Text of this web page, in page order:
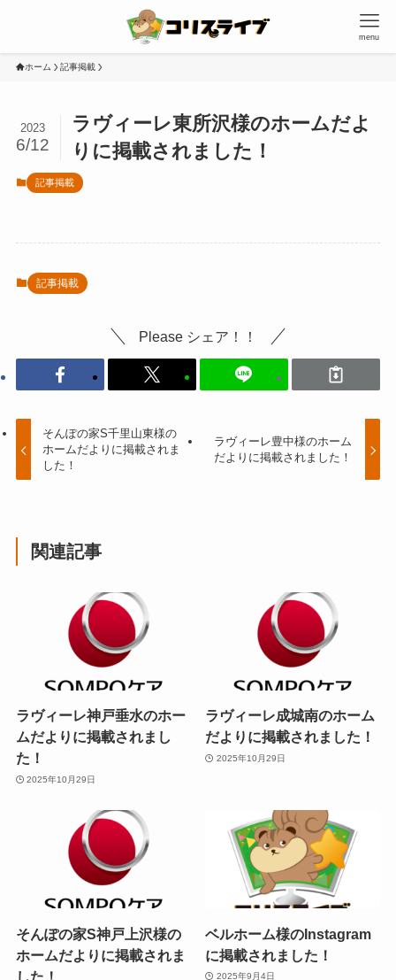
menu
ホーム 記事掲載
ラヴィーレ東所沢様のホームだよ
りに掲載されました！
2023
6/12
記事掲載
記事掲載
Please シェア！！
そんぽの家S千里山東様の
ホームだよりに掲載されま
した！
ラヴィーレ豊中様のホーム
だよりに掲載されました！
関連記事
ラヴィーレ神戸垂水のホー
ムだよりに掲載されまし
た！
2025年10月29日
ラヴィーレ成城南のホーム
だよりに掲載されました！
2025年10月29日
そんぽの家S神戸上沢様の
ホームだよりに掲載されま
した！
ベルホーム様のInstagram
に掲載されました！
2025年9月4日